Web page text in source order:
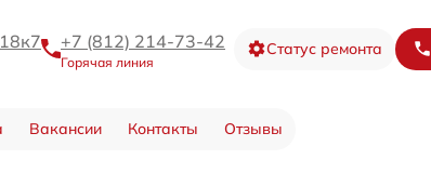
+7 (812) 214-73-42
Горячая линия
Статус ремонта
Вакансии Контакты Отзывы